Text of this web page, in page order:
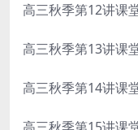
高三秋季第12讲课
高三秋季第13讲课
高三秋季第14讲课